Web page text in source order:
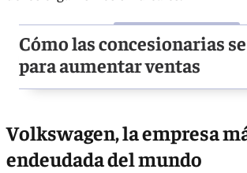
Cómo las concesionarias
para aumentar ventas
Volkswagen, la empresa
endeudada del mundo